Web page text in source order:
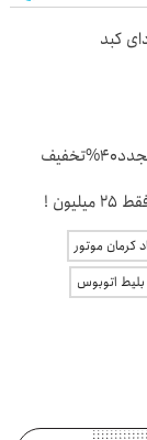
کبد
!
کرمان موتور
بلیط اتوبوس